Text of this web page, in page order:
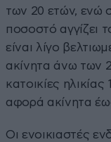
των 20 ετών, ενώ
ποσοστό αγγίζει
είναι λίγο
ακίνητα άνω των
κατοικίες
αφορά ακίνητα
Οι ενοικιαστές